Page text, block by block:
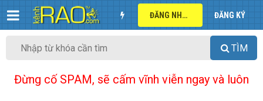
ĐĂNG NHẬP ĐĂNG KÝ
TÌM
Đừng cố SPAM, sẽ cấm vĩnh viễn ngay và luôn